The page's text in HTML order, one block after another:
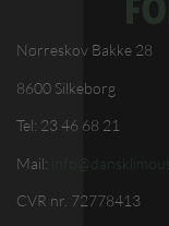
Nørreskov Bakke 28
8600 Silkeborg
Tel: 23 46 68 21
Mail:
CVR nr. 72778413